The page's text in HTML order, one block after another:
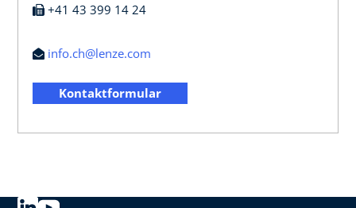
+41 43 399 14 24
info.ch@lenze.com
Kontaktformular